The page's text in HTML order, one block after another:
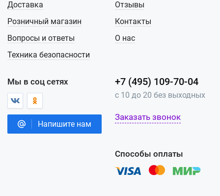
Доставка
Розничный магазин
Вопросы и ответы
Техника безопасности
Отзывы
Контакты
О нас
Мы в соц сетях
Напишите нам
+7 (495) 109-70-04
с 10 до 20 без выходных
Заказать звонок
Способы оплаты